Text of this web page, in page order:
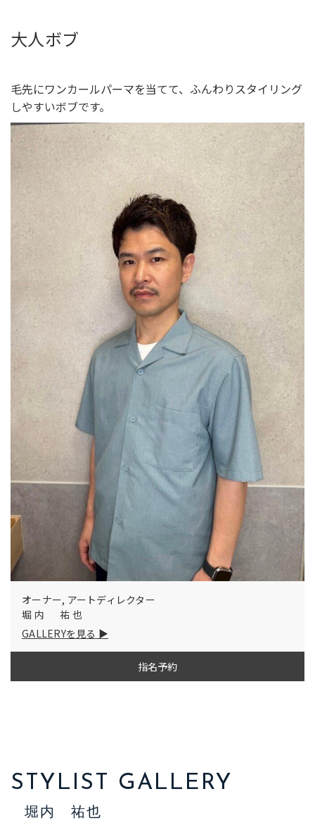
大人ボブ
毛先にワンカールパーマを当てて、ふんわりスタイリング
しやすいボブです。
オーナー, アートディレクター
堀内 祐也
GALLERYを見る
指名予約
STYLIST GALLERY
堀内 祐也